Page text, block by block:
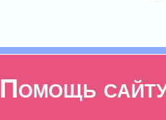
Помощь